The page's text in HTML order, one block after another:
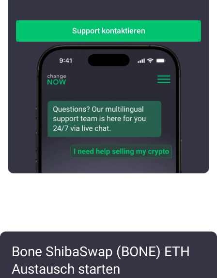
Support kontaktieren
Bone ShibaSwap (BONE) ETH
Austausch starten